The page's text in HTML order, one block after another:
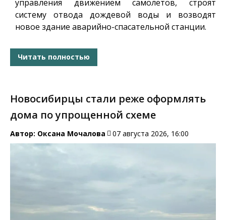
управления движением самолетов, строят
систему отвода дождевой воды и возводят
новое здание аварийно-спасательной станции.
Читать полностью
Новосибирцы стали реже оформлять
дома по упрощенной схеме
Автор: Оксана Мочалова 07 августа 2026, 16:00